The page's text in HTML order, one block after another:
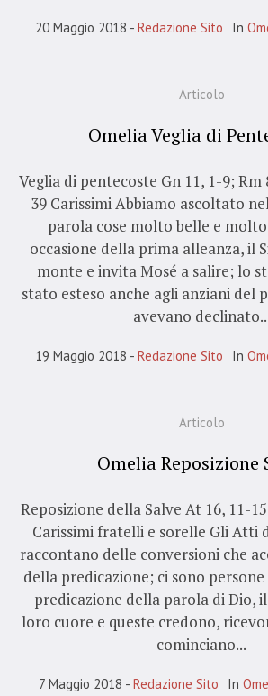
20 Maggio 2018 Redazione Sito In
Articolo
Omelia Veglia di
Veglia di pentecoste Gn 11, 1-9; Rm
39 Carissimi Abbiamo ascoltato
parola cose molto belle e
occasione della prima alleanza, il
monte e invita Mosé a salire; lo
stato esteso anche agli anziani del
avevano
19 Maggio 2018 Redazione Sito In
Articolo
Omelia Reposizione
Reposizione della Salve At 16, 11-
Carissimi fratelli e sorelle Gli Atti
raccontano delle conversioni che
della predicazione; ci sono
predicazione della parola di Dio,
loro cuore e queste credono,
cominciano...
7 Maggio 2018 Redazione Sito In